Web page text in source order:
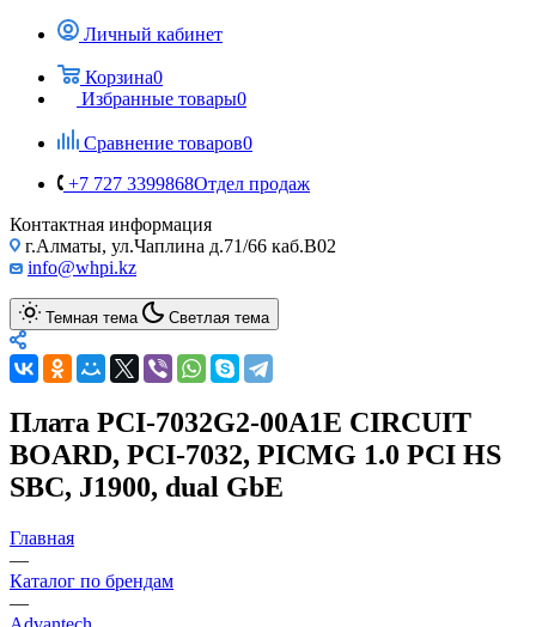
Личный кабинет
Корзина0
Избранные товары0
Сравнение товаров0
+7 727 3399868Отдел продаж
Контактная информация
г.Алматы, ул.Чаплина д.71/66 каб.B02
info@whpi.kz
Темная тема Светлая тема
Плата PCI-7032G2-00A1E CIRCUIT
BOARD, PCI-7032, PICMG 1.0 PCI HS
SBC, J1900, dual GbE
Главная
—
Каталог по брендам
—